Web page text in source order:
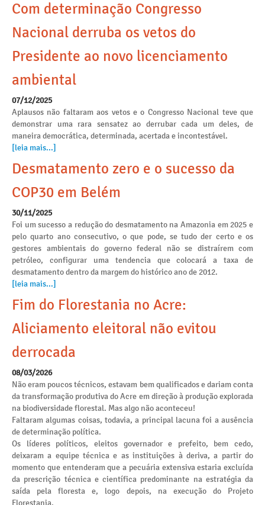
Com determinação Congresso
Nacional derruba os vetos do
Presidente ao novo licenciamento
ambiental
07/12/2025
Aplausos não faltaram aos vetos e o Congresso Nacional teve que
demonstrar uma rara sensatez ao derrubar cada um deles, de
maneira democrática, determinada, acertada e incontestável.
[leia mais...]
Desmatamento zero e o sucesso da
COP30 em Belém
30/11/2025
Foi um sucesso a redução do desmatamento na Amazonia em 2025 e
pelo quarto ano consecutivo, o que pode, se tudo der certo e os
gestores ambientais do governo federal não se distraírem com
petróleo, configurar uma tendencia que colocará a taxa de
desmatamento dentro da margem do histórico ano de 2012.
[leia mais...]
Fim do Florestania no Acre:
Aliciamento eleitoral não evitou
derrocada
08/03/2026
Não eram poucos técnicos, estavam bem qualificados e dariam conta
da transformação produtiva do Acre em direção à produção explorada
na biodiversidade florestal. Mas algo não aconteceu!
Faltaram algumas coisas, todavia, a principal lacuna foi a ausência
de determinação política.
Os líderes políticos, eleitos governador e prefeito, bem cedo,
deixaram a equipe técnica e as instituições à deriva, a partir do
momento que entenderam que a pecuária extensiva estaria excluída
da prescrição técnica e científica predominante na estratégia da
saída pela floresta e, logo depois, na execução do Projeto
Florestania.